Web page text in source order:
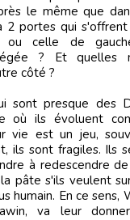
le même que
2 portes qui
celle de
? Et quelles
côté ?
sont presque des
où ils évoluent
vie est un jeu,
ils sont fragiles. Ils
à redescendre
pâte s'ils veulent
humain. En ce sens,
va leur